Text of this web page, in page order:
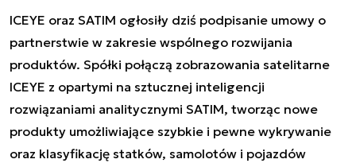
ICEYE oraz SATIM ogłosiły dziś podpisanie umowy o
partnerstwie w zakresie wspólnego rozwijania
produktów. Spółki połączą zobrazowania satelitarne
ICEYE z opartymi na sztucznej inteligencji
rozwiązaniami analitycznymi SATIM, tworząc nowe
produkty umożliwiające szybkie i pewne wykrywanie
oraz klasyfikację statków, samolotów i pojazdów